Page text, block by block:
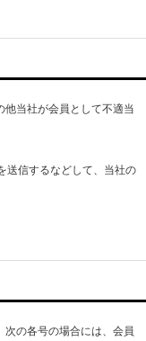
当社が会員として不適当
送信するなどして、当社の
の各号の場合には、会員